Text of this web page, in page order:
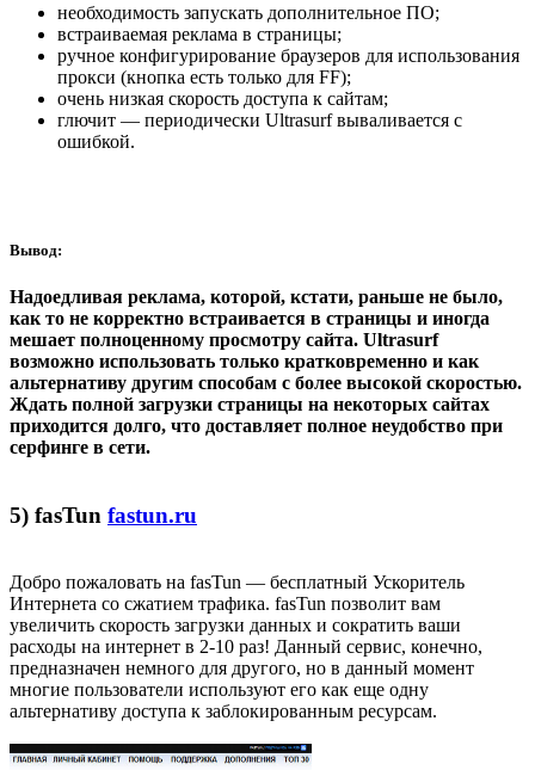
необходимость запускать дополнительное ПО;
встраиваемая реклама в страницы;
ручное конфигурирование браузеров для использования
прокси (кнопка есть только для FF);
очень низкая скорость доступа к сайтам;
глючит — периодически Ultrasurf вываливается с
ошибкой.
Вывод:
Надоедливая реклама, которой, кстати, раньше не было,
как то не корректно встраивается в страницы и иногда
мешает полноценному просмотру сайта. Ultrasurf
возможно использовать только кратковременно и как
альтернативу другим способам с более высокой скоростью.
Ждать полной загрузки страницы на некоторых сайтах
приходится долго, что доставляет полное неудобство при
серфинге в сети.
5) fasTun fastun.ru
Добро пожаловать на fasTun — бесплатный Ускоритель
Интернета со сжатием трафика. fasTun позволит вам
увеличить скорость загрузки данных и сократить ваши
расходы на интернет в 2-10 раз! Данный сервис, конечно,
предназначен немного для другого, но в данный момент
многие пользователи используют его как еще одну
альтернативу доступа к заблокированным ресурсам.